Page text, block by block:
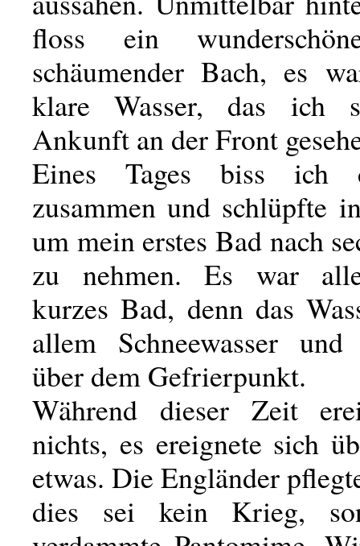
floss ein
schäumender Bach, es
klare Wasser, das ich
Ankunft an der Front
Eines Tages biss ich
zusammen und schlüpfte
um mein erstes Bad nach
zu nehmen. Es war
kurzes Bad, denn das
allem Schneewasser
über dem Gefrierpunkt.
Während dieser Zeit
nichts, es ereignete sich
etwas. Die Engländer
dies sei kein Krieg,